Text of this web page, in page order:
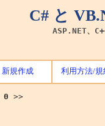
C# と
ASP.NET、
新規作成 利用方法/規
0 >>